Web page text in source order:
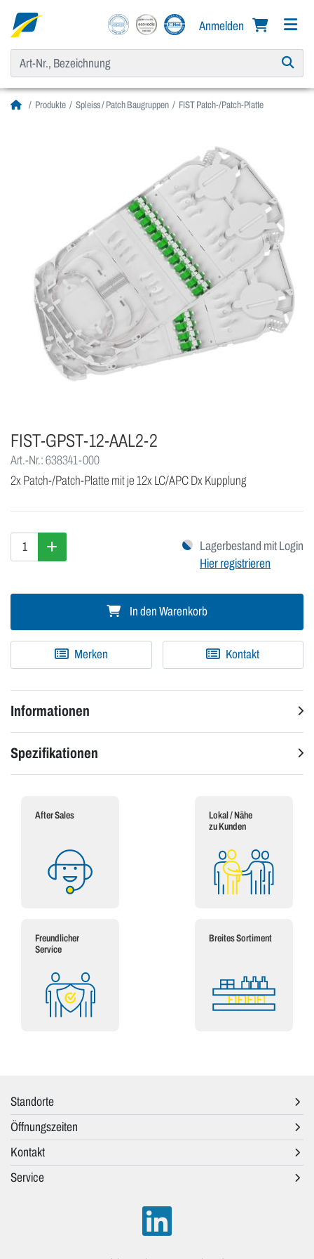
Anmelden
Produkte Spleiss / Patch Baugruppen FIST Patch-/Patch-Platte
FIST-GPST-12-AAL2-2
Art.-Nr.: 638341-000
2x Patch-/Patch-Platte mit je 12x LC/APC Dx Kupplung
Lagerbestand mit Login
Hier registrieren
In den Warenkorb
Merken Kontakt
Informationen
Spezifikationen
After Sales
Lokal / Nähe
zu Kunden
Freundlicher
Service
Breites Sortiment
Standorte
Öffnungszeiten
Kontakt
Service